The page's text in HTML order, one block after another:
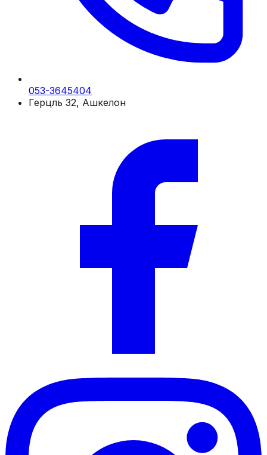
053-3645404
Герцль 32, Ашкелон